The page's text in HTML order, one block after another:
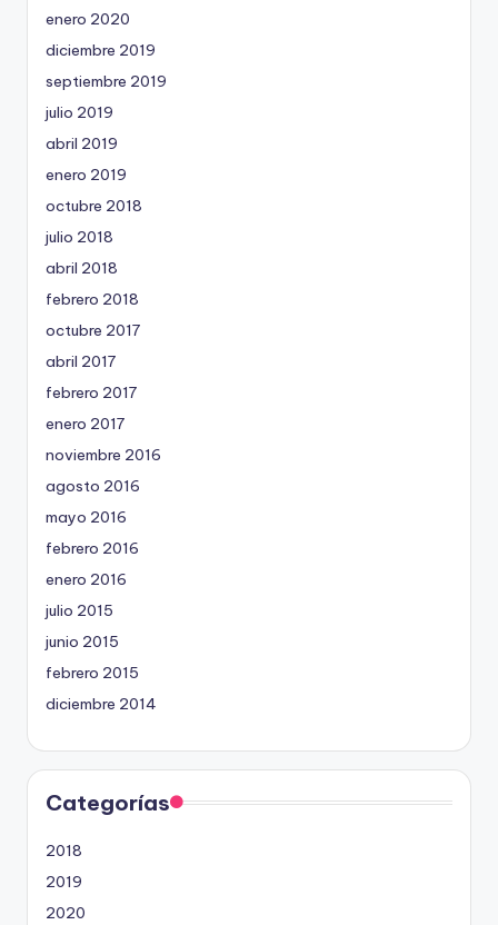
enero 2020
diciembre 2019
septiembre 2019
julio 2019
abril 2019
enero 2019
octubre 2018
julio 2018
abril 2018
febrero 2018
octubre 2017
abril 2017
febrero 2017
enero 2017
noviembre 2016
agosto 2016
mayo 2016
febrero 2016
enero 2016
julio 2015
junio 2015
febrero 2015
diciembre 2014
Categorías
2018
2019
2020